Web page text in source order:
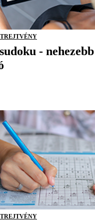
- nehezebb